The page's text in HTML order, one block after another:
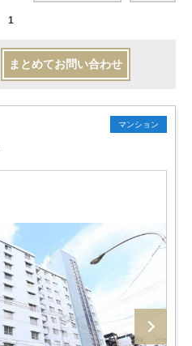
1
まとめてお問い合わせ
マンション